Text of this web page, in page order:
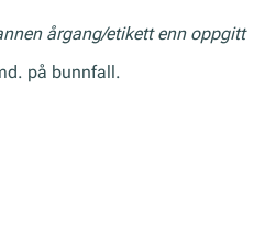
årgang/etikett enn oppgitt
på bunnfall.